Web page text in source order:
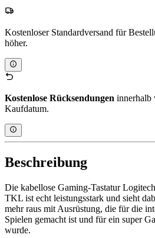
Kostenloser Standardversand für
höher.
Kostenlose Rücksendungen innerhalb
Kaufdatum.
Beschreibung
Die kabellose Gaming-Tastatur
TKL ist echt leistungsstark und sieht
mehr raus mit Ausrüstung, die für die
Spielen gemacht ist und für ein super
wurde.